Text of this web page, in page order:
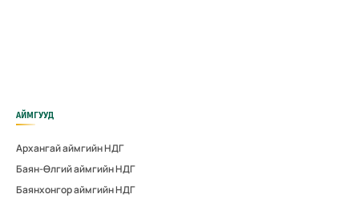
АЙМГУУД
Архангай аймгийн НДГ
Баян-Өлгий аймгийн НДГ
Баянхонгор аймгийн НДГ